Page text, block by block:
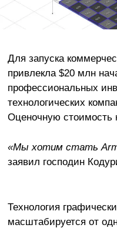
Для запуска
привлекла $20 млн
профессиональных
технологических
Оценочную стоимость
«Мы хотим стать Arm
заявил господин
Технология
масштабируется от